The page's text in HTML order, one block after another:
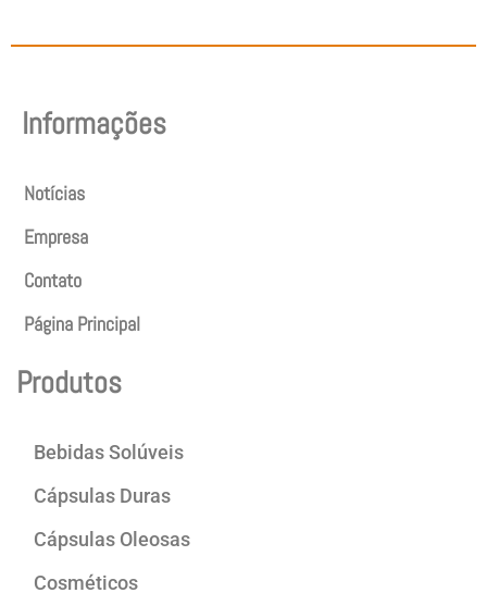
Informações
Notícias
Empresa
Contato
Página Principal
Produtos
Bebidas Solúveis
Cápsulas Duras
Cápsulas Oleosas
Cosméticos